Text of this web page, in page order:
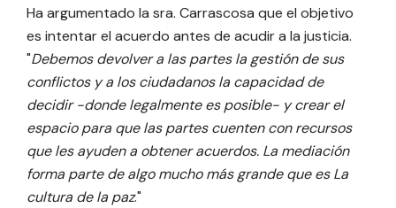
Ha argumentado la sra. Carrascosa que el objetivo
es intentar el acuerdo antes de acudir a la justicia.
"Debemos devolver a las partes la gestión de sus
conflictos y a los ciudadanos la capacidad de
decidir -donde legalmente es posible- y crear el
espacio para que las partes cuenten con recursos
que les ayuden a obtener acuerdos. La mediación
forma parte de algo mucho más grande que es La
cultura de la paz."